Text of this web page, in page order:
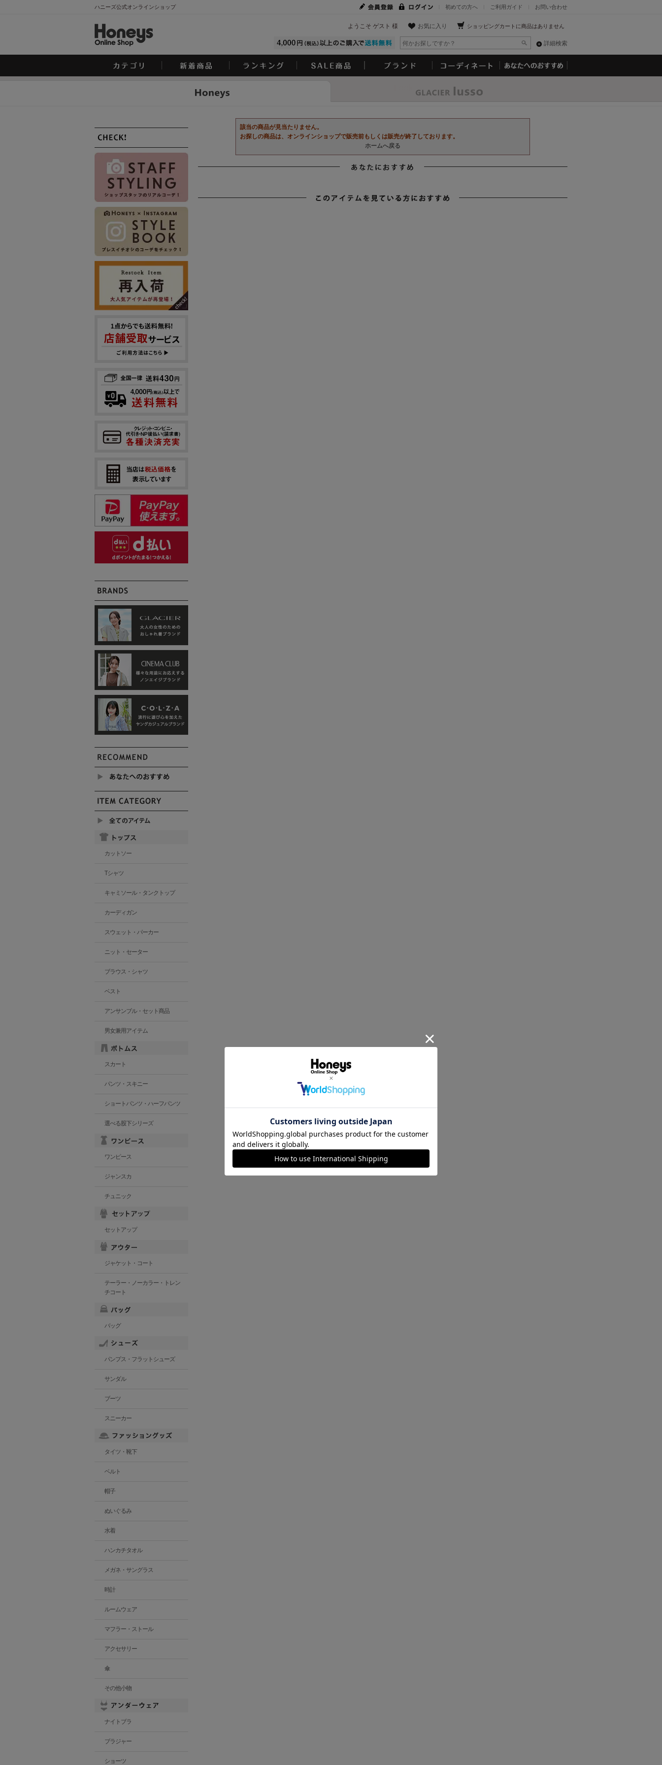
ハニーズ公式オンラインショップ お問い合わせ
ご利用ガイド
初めての方へ
ショッピングカートに商品はありません
お気に入り
ようこそ ゲスト 様
詳細検索
該当の商品が見当たりません。
お探しの商品は、オンラインショップで販売前もしくは販売が終了しております。
ホームへ戻る
カットソー
Tシャツ
キャミソール・タンクトップ
カーディガン
スウェット・パーカー
ニット・セーター
ブラウス・シャツ
ベスト
アンサンブル・セット商品
男女兼用アイテム
スカート
パンツ・スキニー
ショートパンツ・ハーフパンツ
選べる股下シリーズ
ワンピース
ジャンスカ
チュニック
セットアップ
ジャケット・コート
テーラー・ノーカラー・トレン
チコート
バッグ
パンプス・フラットシューズ
サンダル
ブーツ
スニーカー
タイツ・靴下
ベルト
帽子
ぬいぐるみ
水着
ハンカチタオル
メガネ・サングラス
時計
ルームウェア
マフラー・ストール
アクセサリー
傘
その他小物
ナイトブラ
ブラジャー
ショーツ